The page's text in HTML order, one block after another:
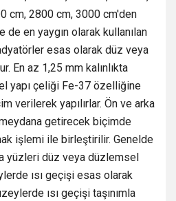
cm, 2800 cm, 3000 cm'den
de en yaygın olarak kullanılan
esas olarak düz veya
En az 1,25 mm kalınlıkta
yapı çeliği Fe-37 özelliğine
verilerek yapılırlar. Ön ve arka
getirecek biçimde
işlemi ile birleştirilir. Genelde
yüzleri düz veya düzlemsel
ısı geçişi esas olarak
ısı geçişi taşınımla